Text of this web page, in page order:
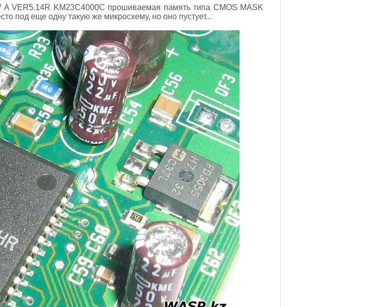
VER5.14R KM23C4000C прошиваемая память типа CMOS MASK
под еще одну такую же микросхему, но оно пустует...